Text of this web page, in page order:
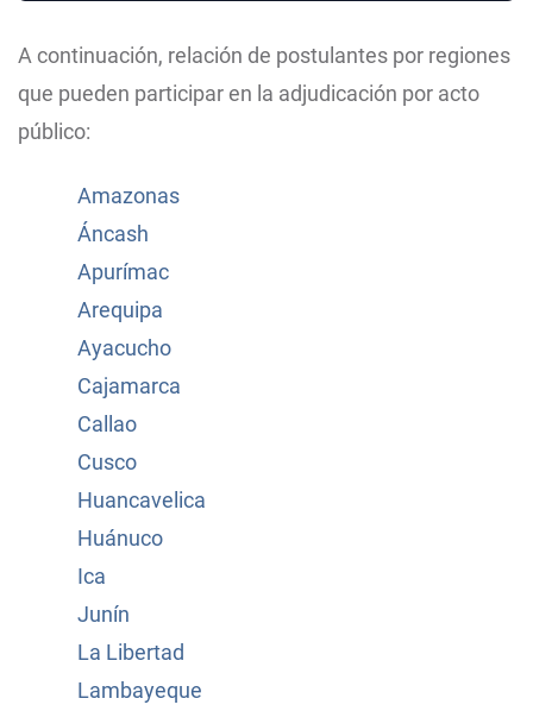
A continuación, relación de postulantes por regiones
que pueden participar en la adjudicación por acto
público:
Amazonas
Áncash
Apurímac
Arequipa
Ayacucho
Cajamarca
Callao
Cusco
Huancavelica
Huánuco
Ica
Junín
La Libertad
Lambayeque